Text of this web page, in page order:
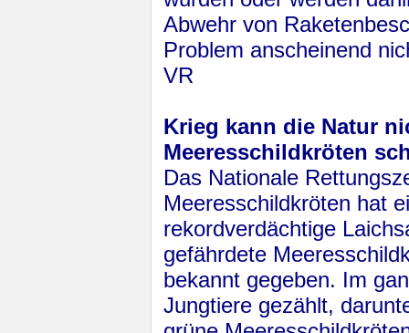
Abwehr von
Problem anschei­nend
VR
Krieg kann die Natur
Meeresschildkröten
Das Nationale
Meeresschildkröten hat
rekordverdächtige
gefährdete
bekannt gegeben. Im
Jungtiere gezählt,